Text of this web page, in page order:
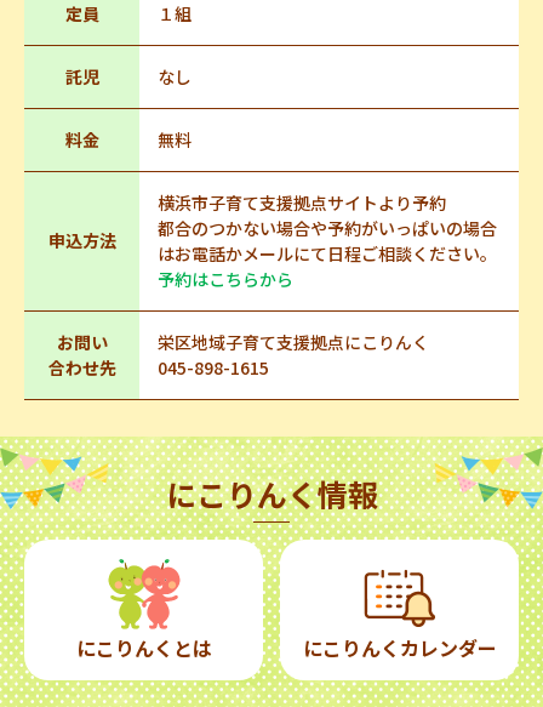
定員 １組
託児 なし
料金 無料
申込方法
横浜市子育て支援拠点サイトより予約
都合のつかない場合や予約がいっぱいの場合
はお電話かメールにて日程ご相談ください。
予約はこちらから
お問い
合わせ先
栄区地域子育て支援拠点にこりんく
045-898-1615
にこりんく情報
にこりんくとは にこりんくカレンダー